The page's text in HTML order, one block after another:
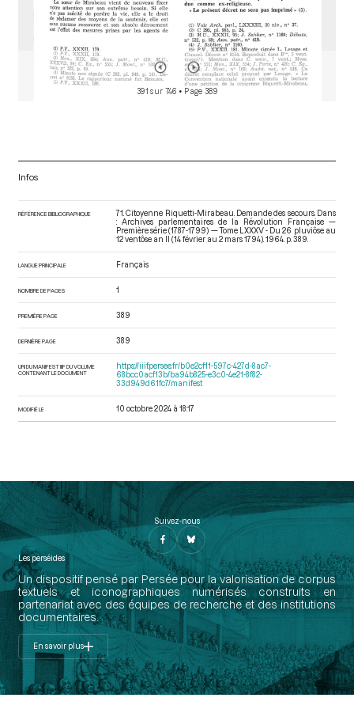
391 sur 746 • Page 389
Infos
RÉFÉRENCE BIBLIOGRAPHIQUE
71. Citoyenne Riquetti-Mirabeau. Demande des secours. Dans
: Archives parlementaires de la Révolution Française —
Première série (1787-1799) — Tome LXXXV - Du 26 pluviôse au
12 ventôse an II (14 février au 2 mars 1794) . 1964. p. 389.
LANGUE PRINCIPALE Français
NOMBRE DE PAGES 1
PREMIÈRE PAGE 389
DERNIÈRE PAGE 389
URI DU MANIFEST IIIF DU VOLUME
CONTENANT LE DOCUMENT
https://iiif.persee.fr/b0e2cf11-597c-427d-8ac7-
68bcc0acf13b/ba94b825-e3c0-4e21-8f82-
33d949d61fc7/manifest
MODIFIÉ LE 10 octobre 2024 à 18:17
Suivez-nous
Les perséides
Un dispositif pensé par Persée pour la valorisation de corpus
textuels et iconographiques numérisés construits en
partenariat avec des équipes de recherche et des institutions
documentaires.
En savoir plus